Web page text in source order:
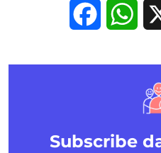
Facebook
Subscribe